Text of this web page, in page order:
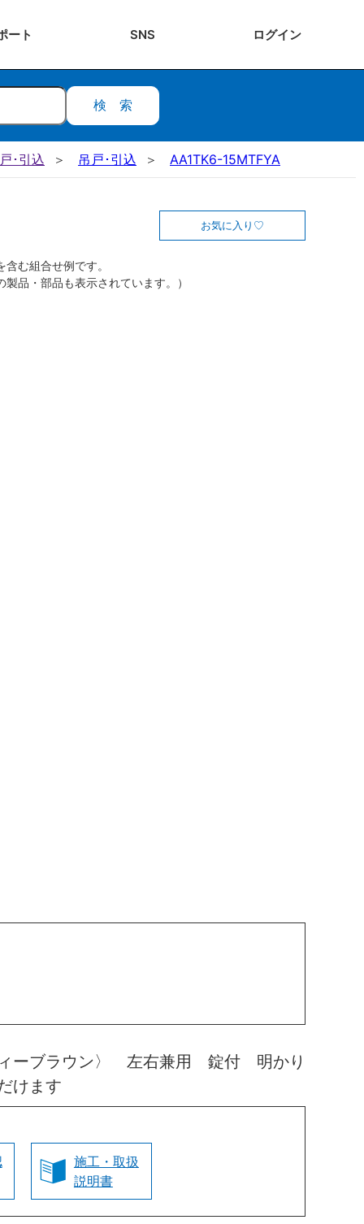
ート SNS ログイン
検索
･引込 吊戸･引込 AA1TK6-15MTFYA
お気に入り
む組合せ例です。
製品・部品も表示されています。）
ブラウン〉 左右兼用 錠付 明かり
けます
施工・取扱
説明書